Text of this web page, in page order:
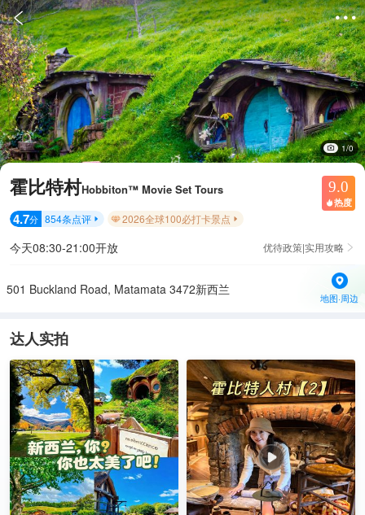
 
1/0
霍比特村Hobbiton™ Movie Set Tours 9.0
 热度
4.7分 854条点评  2026全球100必打卡景点 
今天08:30-21:00开放 优待政策|实用攻略 
501 Buckland Road, Matamata 3472新西兰
地图·周边
达人实拍